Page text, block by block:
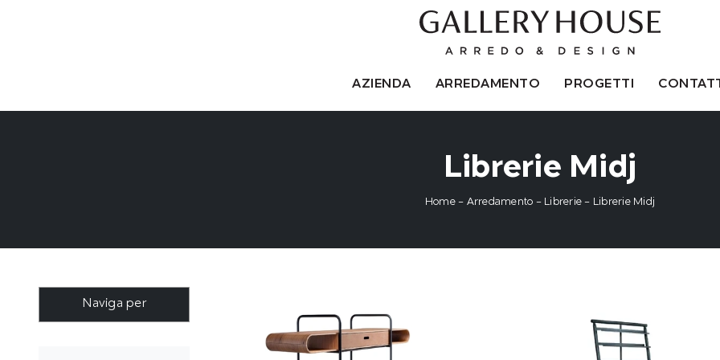
AZIENDA ARREDAMENTO PROGETTI
Librerie Midj
Home- Arredamento - Librerie - Librerie Midj
Naviga per